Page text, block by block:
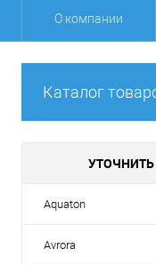
О компании
Каталог
УТОЧНИТЬ
Aquaton
Avrora